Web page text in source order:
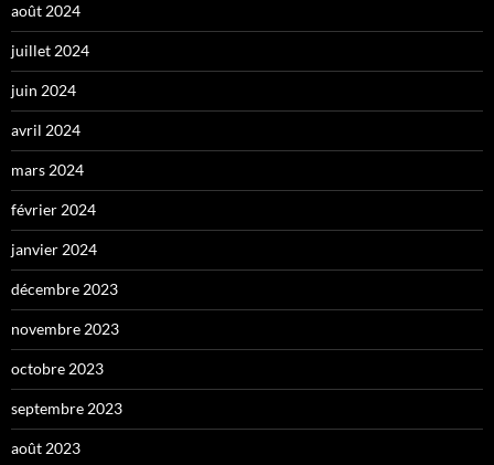
août 2024
juillet 2024
juin 2024
avril 2024
mars 2024
février 2024
janvier 2024
décembre 2023
novembre 2023
octobre 2023
septembre 2023
août 2023